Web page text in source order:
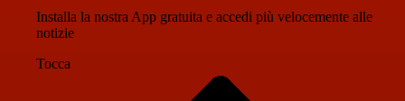
Installa la nostra App gratuita e accedi più velocemente alle
notizie
Tocca